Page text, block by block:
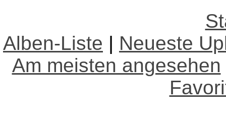
Alben-Liste | Neueste
Am meisten angesehen